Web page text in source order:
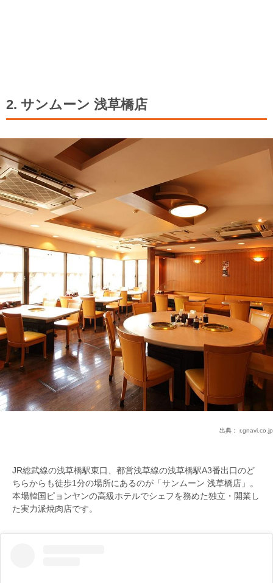
2. サンムーン 浅草橋店
出典： r.gnavi.co.jp
JR総武線の浅草橋駅東口、都営浅草線の浅草橋駅A3番出口のど
ちらからも徒歩1分の場所にあるのが「サンムーン 浅草橋店」。
本場韓国ピョンヤンの高級ホテルでシェフを務めた独立・開業し
た実力派焼肉店です。